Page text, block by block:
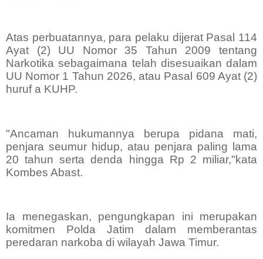
Atas perbuatannya, para pelaku dijerat Pasal 114
Ayat (2) UU Nomor 35 Tahun 2009 tentang
Narkotika sebagaimana telah disesuaikan dalam
UU Nomor 1 Tahun 2026, atau Pasal 609 Ayat (2)
huruf a KUHP.
"Ancaman hukumannya berupa pidana mati,
penjara seumur hidup, atau penjara paling lama
20 tahun serta denda hingga Rp 2 miliar,"kata
Kombes Abast.
Ia menegaskan, pengungkapan ini merupakan
komitmen Polda Jatim dalam memberantas
peredaran narkoba di wilayah Jawa Timur.